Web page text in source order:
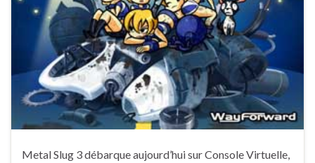
Metal Slug 3 débarque aujourd’hui sur Console Virtuelle,